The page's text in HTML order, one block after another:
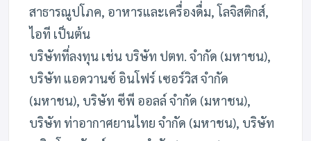
สาธารณูปโภค, อาหารและเครื่องดื่ม, โลจิสติกส์,
ไอที เป็นต้น
บริษัทที่ลงทุน เช่น บริษัท ปตท. จำกัด (มหาชน),
บริษัท แอดวานซ์ อินโฟร์ เซอร์วิส จำกัด
(มหาชน), บริษัท ซีพี ออลล์ จำกัด (มหาชน),
บริษัท ท่าอากาศยานไทย จำกัด (มหาชน), บริษัท